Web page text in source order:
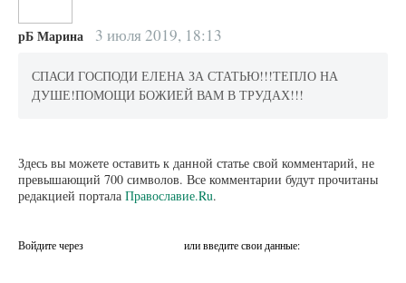
рБ Марина 3 июля 2019, 18:13
СПАСИ ГОСПОДИ ЕЛЕНА ЗА СТАТЬЮ!!!ТЕПЛО НА
ДУШЕ!ПОМОЩИ БОЖИЕЙ ВАМ В ТРУДАХ!!!
Здесь вы можете оставить к данной статье свой комментарий, не
превышающий 700 символов. Все комментарии будут прочитаны
редакцией портала Православие.Ru.
Войдите через или введите свои данные: